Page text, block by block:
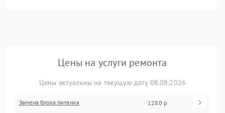
Цены на услуги ремонта
Цены актуальны на текущую дату 08.08.2026
Замена блока питания 1280 р